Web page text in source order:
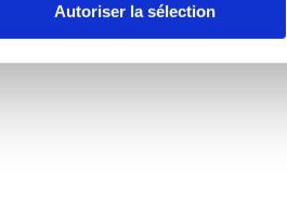
Autoriser la sélection